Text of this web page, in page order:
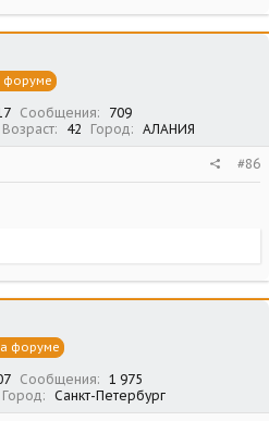
форуме
Сообщения
709
Возраст 42 Город АЛАНИЯ
#86
форуме
Сообщения
1 975
Город Санкт-Петербург